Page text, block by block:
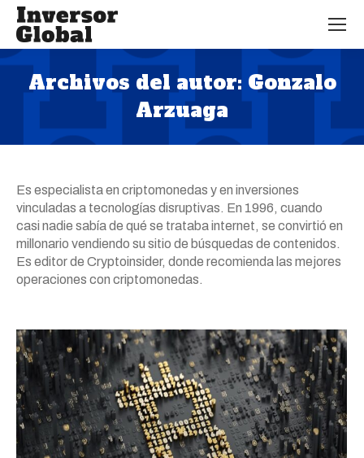
Archivos del autor: Gonzalo
Arzuaga
Estás aquí:
Es especialista en criptomonedas y en inversiones
vinculadas a tecnologías disruptivas. En 1996, cuando
casi nadie sabía de qué se trataba internet, se convirtió en
millonario vendiendo su sitio de búsquedas de contenidos.
Es editor de Cryptoinsider, donde recomienda las mejores
operaciones con criptomonedas.